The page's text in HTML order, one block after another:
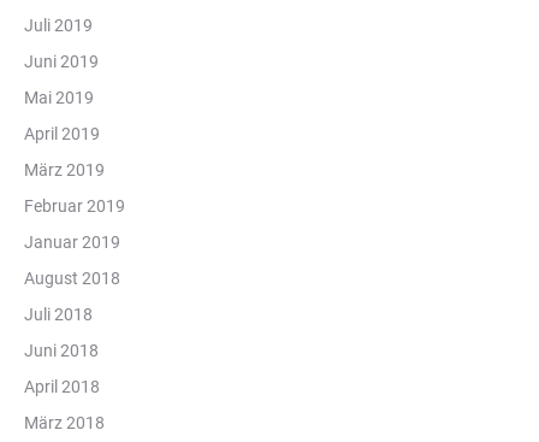
Juli 2019
Juni 2019
Mai 2019
April 2019
März 2019
Februar 2019
Januar 2019
August 2018
Juli 2018
Juni 2018
April 2018
März 2018